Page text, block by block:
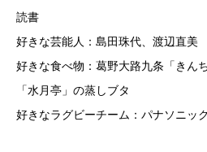
読書
好きな芸能人：島田珠代、渡辺直美
好きな食べ物：葛野大路九条「きん
「水月亭」の蒸しブタ
好きなラグビーチーム：パナソニッ